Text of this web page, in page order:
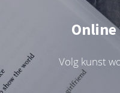
Volg kunst